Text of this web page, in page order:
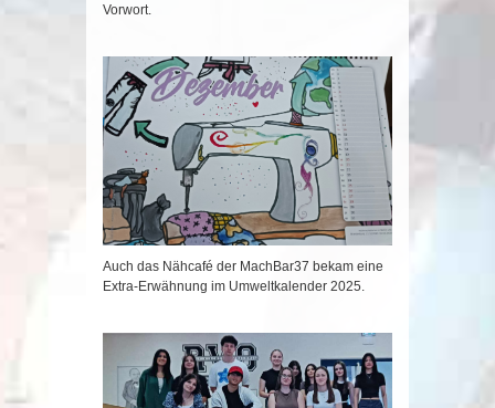
Vorwort.
Auch das Nähcafé der MachBar37 bekam eine
Extra-Erwähnung im Umweltkalender 2025.